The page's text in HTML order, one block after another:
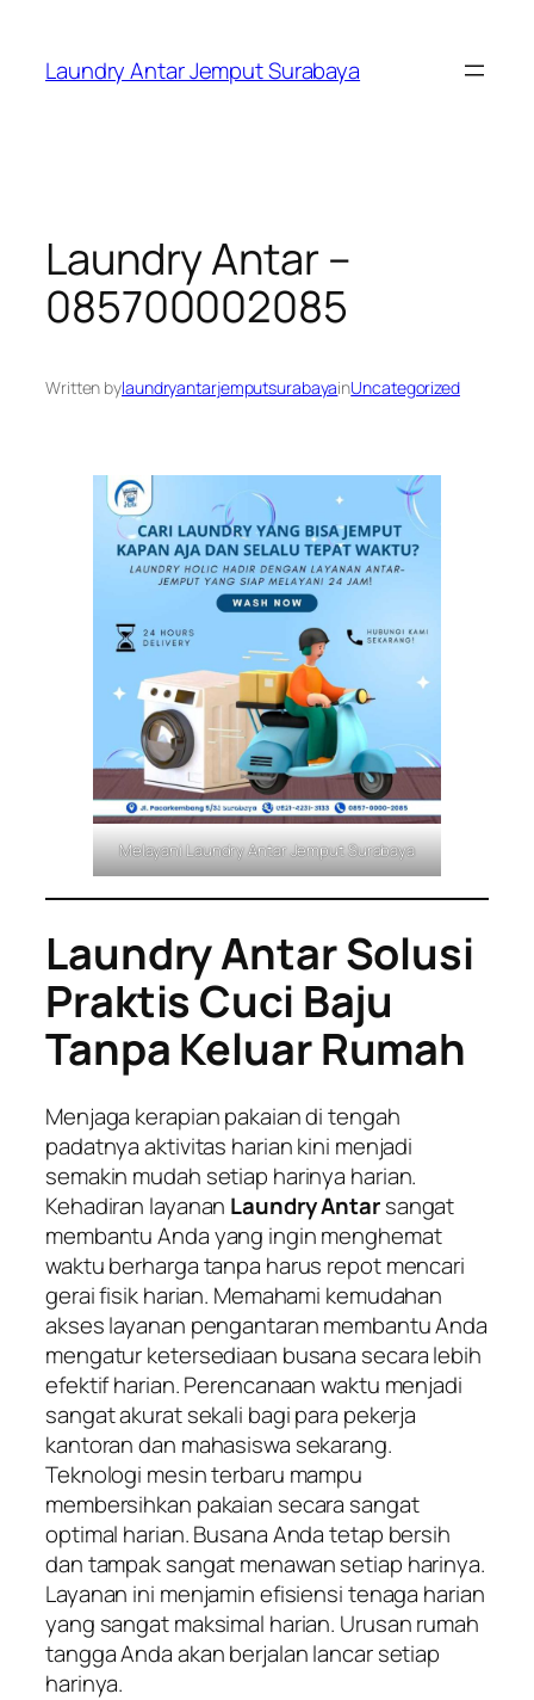
content
Laundry Antar Jemput Surabaya
Laundry Antar –
085700002085
Written bylaundryantarjemputsurabayainUncategorized
Melayani Laundry Antar Jemput Surabaya
Laundry Antar Solusi
Praktis Cuci Baju
Tanpa Keluar Rumah
Menjaga kerapian pakaian di tengah
padatnya aktivitas harian kini menjadi
semakin mudah setiap harinya harian.
Kehadiran layanan Laundry Antarsangat
membantu Anda yang ingin menghemat
waktu berharga tanpa harus repot mencari
gerai fisik harian. Memahami kemudahan
akses layanan pengantaran membantu Anda
mengatur ketersediaan busana secara lebih
efektif harian. Perencanaan waktu menjadi
sangat akurat sekali bagi para pekerja
kantoran dan mahasiswa sekarang.
Teknologi mesin terbaru mampu
membersihkan pakaian secara sangat
optimal harian. Busana Anda tetap bersih
dan tampak sangat menawan setiap harinya.
Layanan ini menjamin efisiensi tenaga harian
yang sangat maksimal harian. Urusan rumah
tangga Anda akan berjalan lancar setiap
harinya.